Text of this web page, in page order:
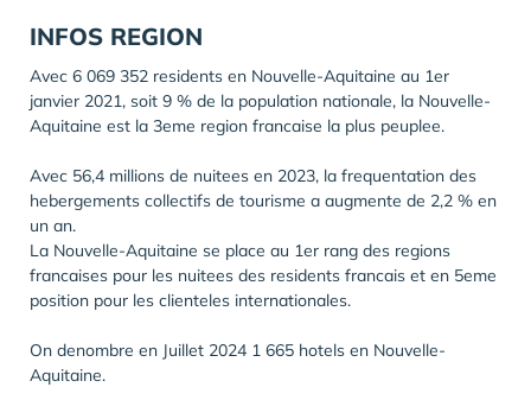
INFOS REGION
Avec 6 069 352 residents en Nouvelle-Aquitaine au 1er
janvier 2021, soit 9 % de la population nationale, la Nouvelle-
Aquitaine est la 3eme region francaise la plus peuplee.
Avec 56,4 millions de nuitees en 2023, la frequentation des
hebergements collectifs de tourisme a augmente de 2,2 % en
un an.
La Nouvelle-Aquitaine se place au 1er rang des regions
francaises pour les nuitees des residents francais et en 5eme
position pour les clienteles internationales.
On denombre en Juillet 2024 1 665 hotels en Nouvelle-
Aquitaine.